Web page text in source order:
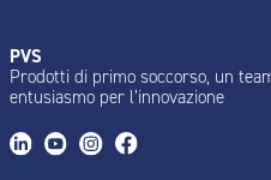
PVS
Prodotti di primo soccorso, un
entusiasmo per l’innovazione